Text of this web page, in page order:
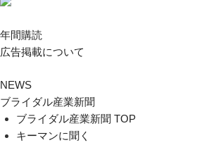
年間購読
広告掲載について
NEWS
ブライダル産業新聞
ブライダル産業新聞 TOP
キーマンに聞く